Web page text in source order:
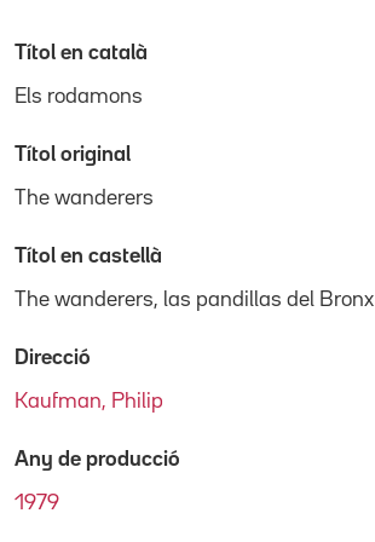
Títol en català
Els rodamons
Títol original
The wanderers
Títol en castellà
The wanderers, las pandillas del Bronx
Direcció
Kaufman, Philip
Any de producció
1979